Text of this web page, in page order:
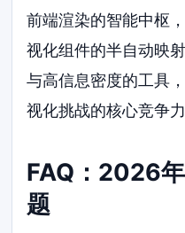
前端渲染的智能中枢
视化组件的半自动映
与高信息密度的工具
视化挑战的核心竞争力
FAQ：2026
题